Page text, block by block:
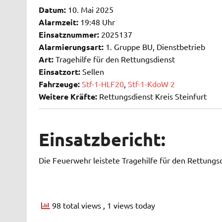
Datum:10. Mai 2025
Alarmzeit:19:48 Uhr
Einsatznummer:2025137
Alarmierungsart:1. Gruppe BU, Dienstbetrieb
Art:Tragehilfe für den Rettungsdienst
Einsatzort:Sellen
Fahrzeuge: Stf-1-HLF20, Stf-1-KdoW 2
Weitere Kräfte:Rettungsdienst Kreis Steinfurt
Einsatzbericht:
Die Feuerwehr leistete Tragehilfe für den
98 total views , 1 views today